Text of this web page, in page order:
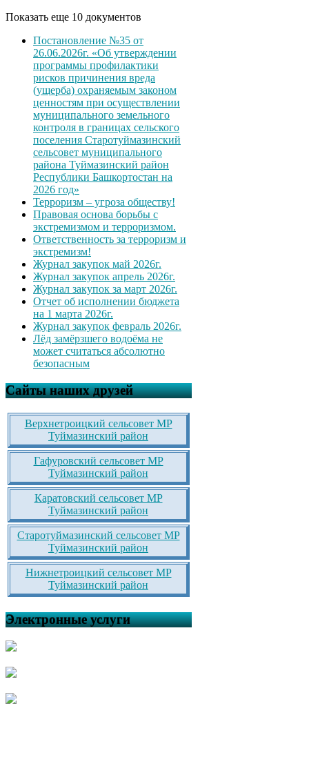
Показать еще 10 документов
Постановление №35 от
26.06.2026г. «Об утверждении
программы профилактики
рисков причинения вреда
(ущерба) охраняемым законом
ценностям при осуществлении
муниципального земельного
контроля в границах сельского
поселения Старотуймазинский
сельсовет муниципального
района Туймазинский район
Республики Башкортостан на
2026 год»
Терроризм – угроза обществу!
Правовая основа борьбы с
экстремизмом и терроризмом.
Ответственность за терроризм и
экстремизм!
Журнал закупок май 2026г.
Журнал закупок апрель 2026г.
Журнал закупок за март 2026г.
Отчет об исполнении бюджета
на 1 марта 2026г.
Журнал закупок февраль 2026г.
Лёд замёрзшего водоёма не
может считаться абсолютно
безопасным
Сайты наших друзей
Верхнетроицкий сельсовет МР
Туймазинский район
Гафуровский сельсовет МР
Туймазинский район
Каратовский сельсовет МР
Туймазинский район
Старотуймазинский сельсовет МР
Туймазинский район
Нижнетроицкий сельсовет МР
Туймазинский район
Электронные услуги